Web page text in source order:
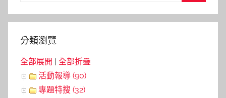
分類瀏覽
全部展開 | 全部折疊
活動報導 (90)
專題特搜 (32)